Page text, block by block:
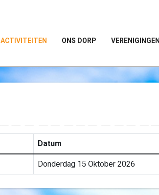
ACTIVITEITEN ONS DORP VERENIGINGEN
Datum
Donderdag 15 Oktober 2026